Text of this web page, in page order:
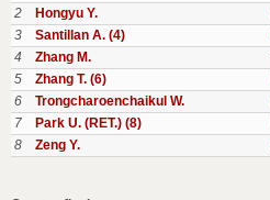
2
Hongyu Y.
3
Santillan A. (4)
4
Zhang M.
5
Zhang T. (6)
6
Trongcharoenchaikul W.
7
Park U. (RET.) (8)
8
Zeng Y.